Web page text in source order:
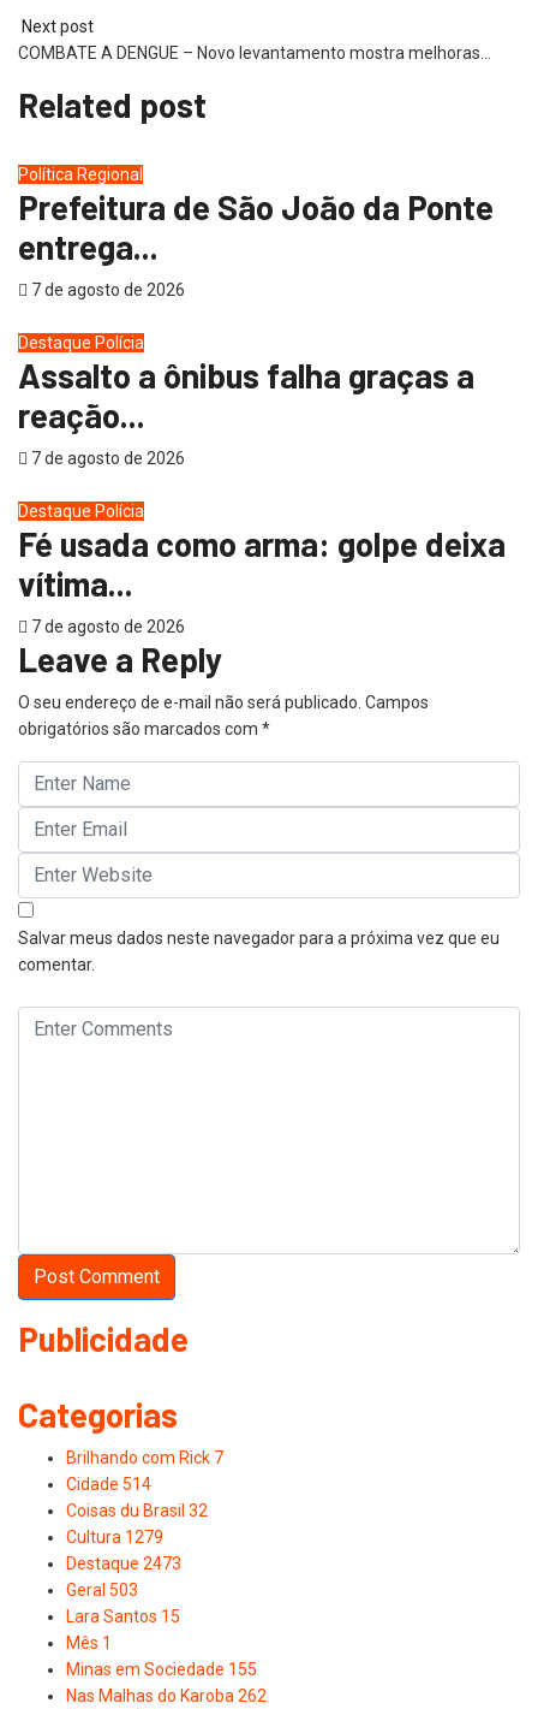
Next post
COMBATE A DENGUE – Novo levantamento mostra melhoras…
Related post
Política Regional
Prefeitura de São João da Ponte
entrega...
7 de agosto de 2026
Destaque Polícia
Assalto a ônibus falha graças a
reação...
7 de agosto de 2026
Destaque Polícia
Fé usada como arma: golpe deixa
vítima...
7 de agosto de 2026
Leave a Reply
O seu endereço de e-mail não será publicado. Campos
obrigatórios são marcados com *
Salvar meus dados neste navegador para a próxima vez que eu
comentar.
Publicidade
Categorias
Brilhando com Rick 7
Cidade 514
Coisas du Brasil 32
Cultura 1279
Destaque 2473
Geral 503
Lara Santos 15
Mês 1
Minas em Sociedade 155
Nas Malhas do Karoba 262